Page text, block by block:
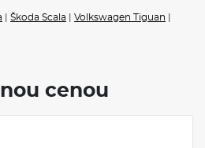
Škoda Scala Volkswagen Tiguan
cenou